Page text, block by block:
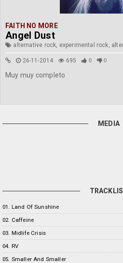
FAITH NO MORE
Angel Dust
alternative rock, experimental rock,
26-11-2014 695 0 0
Muy muy completo
MEDIA
01. Land Of Sunshine
02. Caffeine
03. Midlife Crisis
04. RV
05. Smaller And Smaller